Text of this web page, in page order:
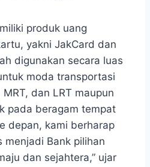
produk uang
yakni JakCard dan
digunakan secara luas
moda transportasi
dan LRT maupun
pada beragam tempat
depan, kami berharap
menjadi Bank pilihan
dan sejahtera,” ujar